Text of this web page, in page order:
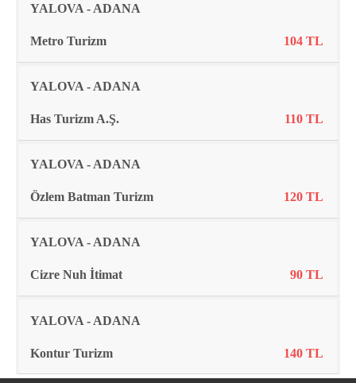
YALOVA - ADANA
Metro Turizm 104 TL
YALOVA - ADANA
Has Turizm A.Ş. 110 TL
YALOVA - ADANA
Özlem Batman Turizm 120 TL
YALOVA - ADANA
Cizre Nuh İtimat 90 TL
YALOVA - ADANA
Kontur Turizm 140 TL